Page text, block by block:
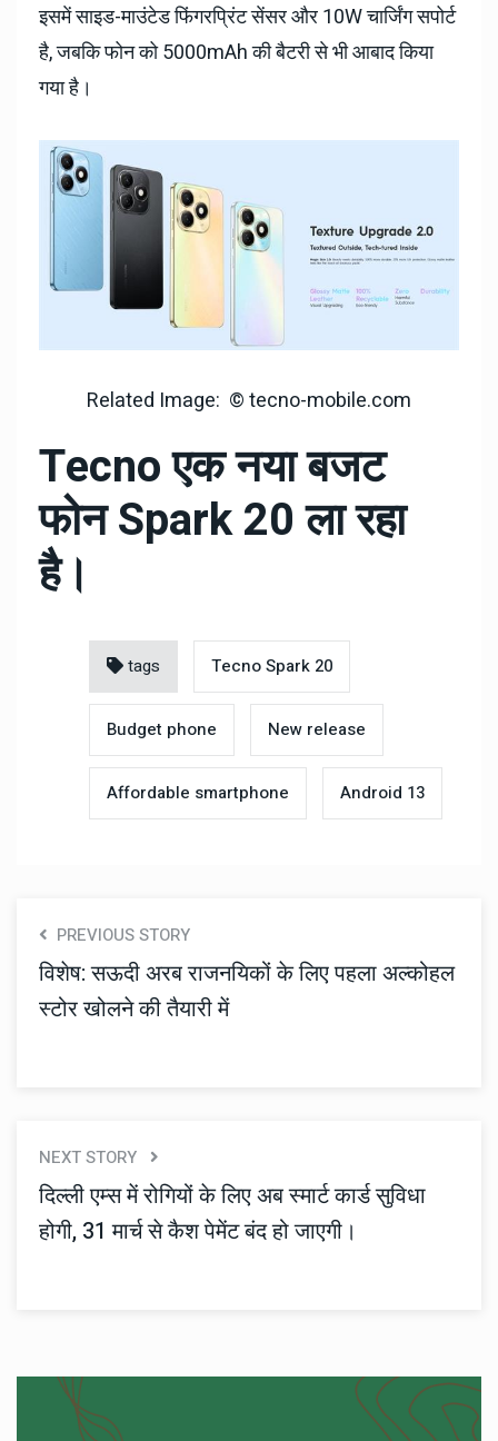
इसमें साइड-माउंटेड फिंगरप्रिंट सेंसर और 10W चार्जिंग सपोर्ट
है, जबकि फोन को 5000mAh की बैटरी से भी आबाद किया
गया है।
Related Image: © tecno-mobile.com
Tecno एक नया बजट
फोन Spark 20 ला रहा
है।
tags Tecno Spark 20
Budget phone New release
Affordable smartphone Android 13
PREVIOUS STORY
विशेष: सऊदी अरब राजनयिकों के लिए पहला अल्कोहल
स्टोर खोलने की तैयारी में
NEXT STORY
दिल्ली एम्स में रोगियों के लिए अब स्मार्ट कार्ड सुविधा
होगी, 31 मार्च से कैश पेमेंट बंद हो जाएगी।